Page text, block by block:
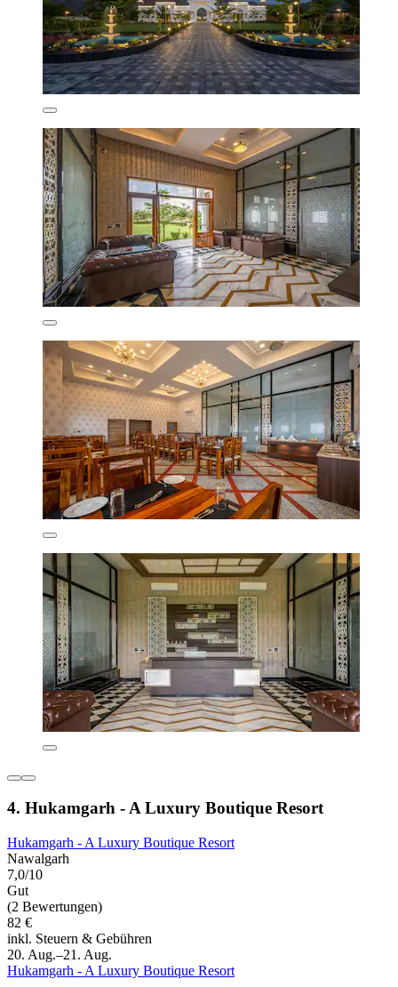
4. Hukamgarh - A Luxury Boutique Resort
Hukamgarh - A Luxury Boutique Resort
Nawalgarh
7,0/10
Gut
(2 Bewertungen)
82 €
inkl. Steuern & Gebühren
20. Aug.–21. Aug.
Hukamgarh - A Luxury Boutique Resort